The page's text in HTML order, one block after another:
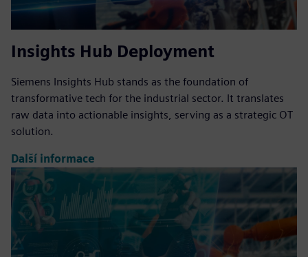
Insights Hub Deployment
Siemens Insights Hub stands as the foundation of
transformative tech for the industrial sector. It translates
raw data into actionable insights, serving as a strategic OT
solution.
Další informace